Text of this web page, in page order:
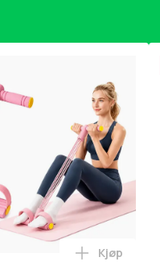
Legg
Kjøp